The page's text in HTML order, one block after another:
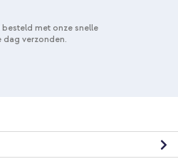
met onze snelle
verzonden.